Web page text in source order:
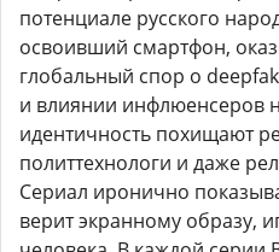
потенциале русского
освоивший смартфон,
глобальный спор о
и влиянии инфлюенсеров
идентичность похищают
политтехнологи и даже
Сериал иронично
верит экранному образу,